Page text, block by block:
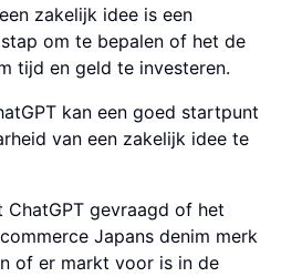
zakelijk idee is een
om te bepalen of het de
tijd en geld te investeren.
kan een goed startpunt
van een zakelijk idee te
ChatGPT gevraagd of het
Japans denim merk
of er markt voor is in de